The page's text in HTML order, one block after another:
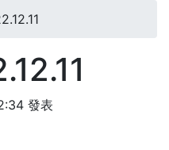
發表